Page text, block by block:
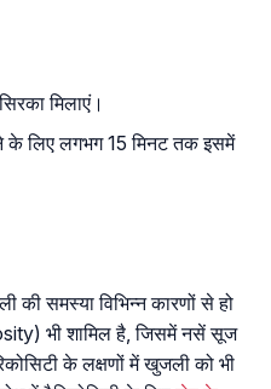
मिलाएं।
लिए लगभग 15 मिनट तक इसमें
समस्या विभिन्न कारणों से हो
भी शामिल है, जिसमें नसें सूज
के लक्षणों में खुजली को भी